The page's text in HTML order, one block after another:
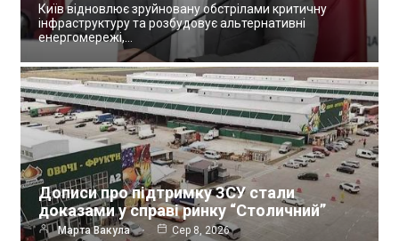
Київ відновлює зруйновану обстрілами критичну
інфраструктуру та розбудовує альтернативні
енергомережі,…
Дописи про підтримку ЗСУ стали
доказами у справі ринку “Столичний”
Марта Вакула Сер 8, 2026